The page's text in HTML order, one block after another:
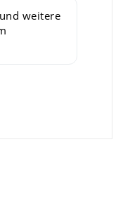
weitere